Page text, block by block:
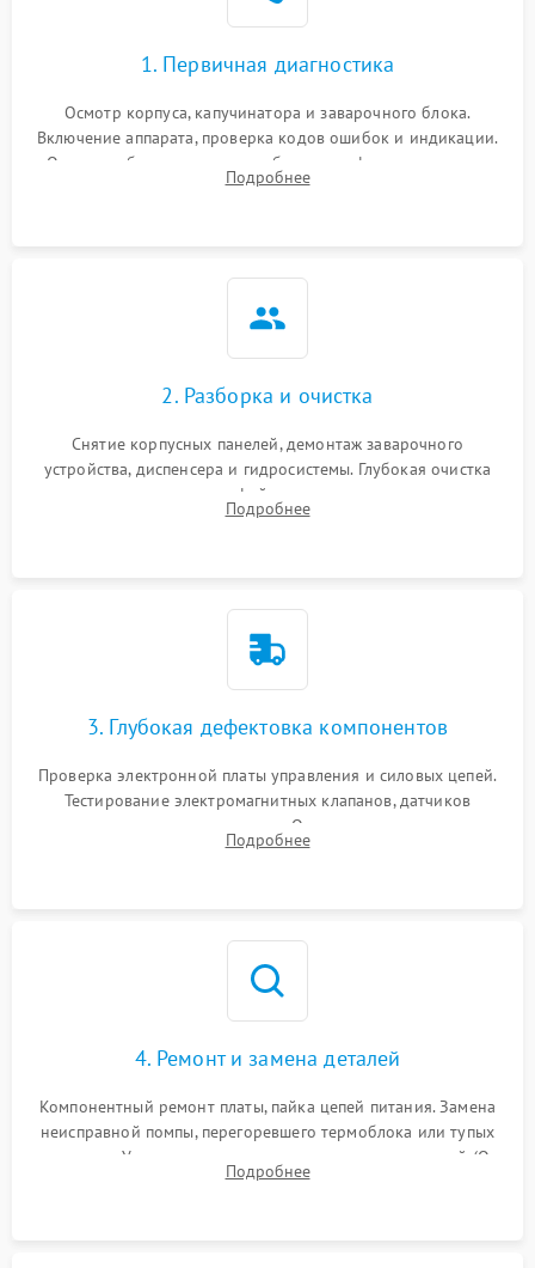
1. Первичная диагностика
Осмотр корпуса, капучинатора и заварочного блока.
Включение аппарата, проверка кодов ошибок и индикации.
Оценка работы помпы, термоблока и кофемолки на слух.
Измерение температуры и давления воды для выявления
Подробнее
2. Разборка и очистка
Снятие корпусных панелей, демонтаж заварочного
устройства, диспенсера и гидросистемы. Глубокая очистка
внутренних узлов от кофейных масел, жмыха и накипи.
Промывка дренажных каналов и фильтров с использованием
Подробнее
3. Глубокая дефектовка компонентов
Проверка электронной платы управления и силовых цепей.
Тестирование электромагнитных клапанов, датчиков
температуры и расходомера. Оценка степени износа
жерновов кофемолки, уплотнительных колец гидросистемы
Подробнее
4. Ремонт и замена деталей
Компонентный ремонт платы, пайка цепей питания. Замена
неисправной помпы, перегоревшего термоблока или тупых
жерновов. Установка новых силиконовых уплотнителей (O-
ring) и тефлоновых трубок для надежного устранения
Подробнее